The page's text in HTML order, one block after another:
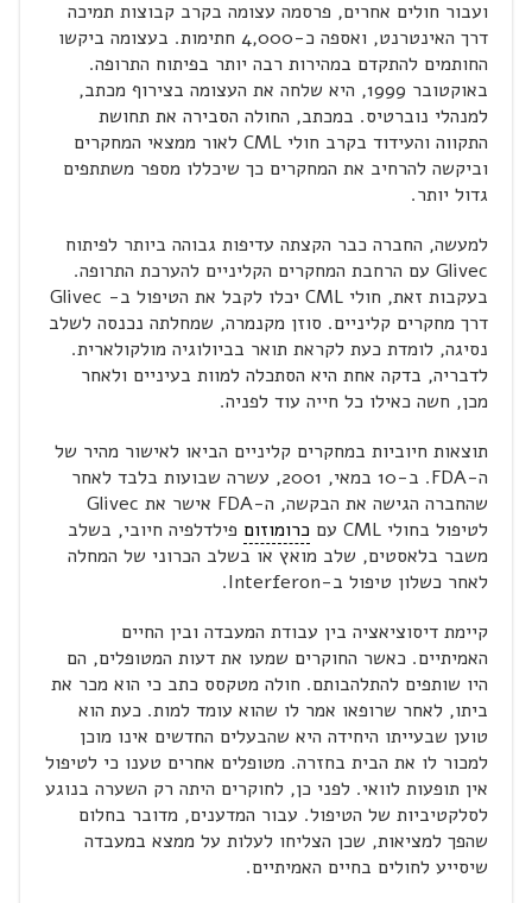
ועבור חולים אחרים, פרסמה עצומה בקרב קבוצות תמיכה
דרך האינטרנט, ואספה כ-4,000 חתימות. בעצומה ביקשו
החותמים להתקדם במהירות רבה יותר בפיתוח התרופה.
באוקטובר 1999, היא שלחה את העצומה בצירוף מכתב,
למנהלי נוברטיס. במכתב, החולה הסבירה את תחושת
התקווה והעידוד בקרב חולי CML לאור ממצאי המחקרים
וביקשה להרחיב את המחקרים כך שיכללו מספר משתתפים
גדול יותר.
למעשה, החברה כבר הקצתה עדיפות גבוהה ביותר לפיתוח
Glivec עם הרחבת המחקרים הקליניים להערכת התרופה.
בעקבות זאת, חולי CML יכלו לקבל את הטיפול ב- Glivec
דרך מחקרים קליניים. סוזן מקנמרה, שמחלתה נכנסה לשלב
נסיגה, לומדת כעת לקראת תואר בביולוגיה מולקולארית.
לדבריה, בדקה אחת היא הסתכלה למוות בעיניים ולאחר
מכן, חשה כאילו כל חייה עוד לפניה.
תוצאות חיוביות במחקרים קליניים הביאו לאישור מהיר של
ה-FDA. ב-10 במאי, 2001, עשרה שבועות בלבד לאחר
שהחברה הגישה את הבקשה, ה-FDA אישר את Glivec
לטיפול בחולי CML עם
כרומוזום פילדלפיה חיובי, בשלב
משבר בלאסטים, שלב מואץ או בשלב הכרוני של המחלה
לאחר כשלון טיפול ב-Interferon.
קיימת דיסוציאציה בין עבודת המעבדה ובין החיים
האמיתיים. כאשר החוקרים שמעו את דעות המטופלים, הם
היו שותפים להתלהבותם. חולה מטקסס כתב כי הוא מכר את
ביתו, לאחר שרופאו אמר לו שהוא עומד למות. כעת הוא
טוען שבעייתו היחידה היא שהבעלים החדשים אינו מוכן
למכור לו את הבית בחזרה. מטופלים אחרים טענו כי לטיפול
אין תופעות לוואי. לפני כן, לחוקרים היתה רק השערה בנוגע
לסלקטיביות של הטיפול. עבור המדענים, מדובר בחלום
שהפך למציאות, שכן הצליחו לעלות על ממצא במעבדה
שיסייע לחולים בחיים האמיתיים.